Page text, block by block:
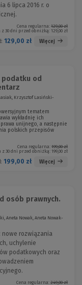
6 lipca 2016 r. o
Cena regularna: 129,00 zł
z 30 dni przed obniżką: 129,00 zł
129,00 zł Więcej
od
Krzysztof Lasiński-
tematem
wykładnię ich
unijnego, a następnie
polskich przepisów
Cena regularna: 199,00 zł
z 30 dni przed obniżką: 199,00 zł
199,00 zł Więcej
osób prawnych.
Aneta Nowak, Aneta Nowak-
nowe rozwiązania
uchylenie
podatkowych oraz
Cena regularna: 249,00 zł